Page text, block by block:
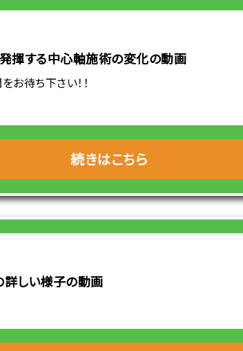
揮する中心軸施術の変化の動画
お待ち下さい！！
続きはこちら
しい様子の動画